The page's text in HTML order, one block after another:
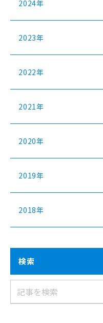
2024年
2023年
2022年
2021年
2020年
2019年
2018年
検索